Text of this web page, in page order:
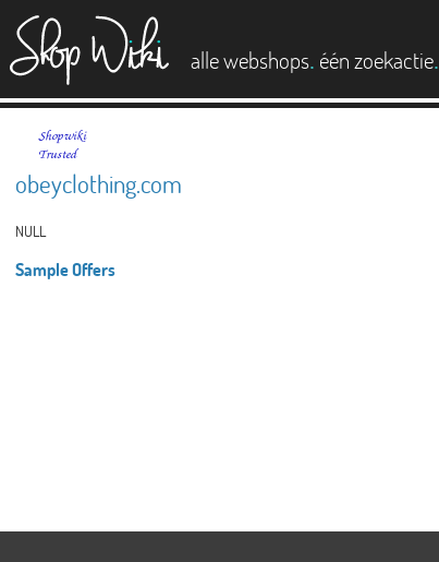
alle webshops. één zoekactie.
obeyclothing.com
NULL
Sample Offers